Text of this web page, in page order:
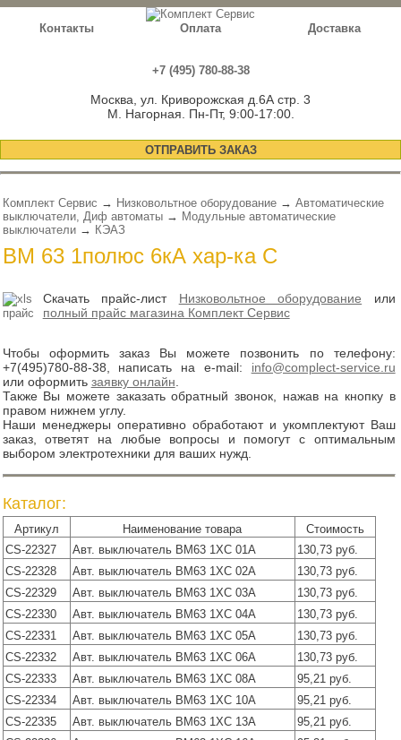
Контакты Оплата Доставка
+7 (495) 780-88-38
Москва, ул. Криворожская д.6А стр. 3
М. Нагорная. Пн-Пт, 9:00-17:00.
ОТПРАВИТЬ ЗАКАЗ
Комплект Сервис → Низковольтное оборудование→ Автоматические
выключатели, Диф автоматы→ Модульные автоматические
выключатели→ КЭАЗ
ВМ 63 1полюс 6кА хар-ка C
Скачать прайс-лист Низковольтное оборудование или
полный прайс магазина Комплект Сервис
Чтобы оформить заказ Вы можете позвонить по телефону:
+7(495)780-88-38, написать на e-mail: info@complect-service.ru
или оформить заявку онлайн.
Также Вы можете заказать обратный звонок, нажав на кнопку в
правом нижнем углу.
Наши менеджеры оперативно обработают и укомплектуют Ваш
заказ, ответят на любые вопросы и помогут с оптимальным
выбором электротехники для ваших нужд.
Каталог:
Артикул Наименование товара
Стоимость
CS-22327
Авт. выключатель ВМ63 1ХС 01А
130,73 руб.
CS-22328
Авт. выключатель ВМ63 1ХС 02А
130,73 руб.
CS-22329
Авт. выключатель ВМ63 1ХС 03А
130,73 руб.
CS-22330
Авт. выключатель ВМ63 1ХС 04А
130,73 руб.
CS-22331
Авт. выключатель ВМ63 1ХС 05А
130,73 руб.
CS-22332
Авт. выключатель ВМ63 1ХС 06А
130,73 руб.
CS-22333
Авт. выключатель ВМ63 1ХС 08А
95,21 руб.
CS-22334
Авт. выключатель ВМ63 1ХС 10А
95,21 руб.
CS-22335
Авт. выключатель ВМ63 1ХС 13А
95,21 руб.